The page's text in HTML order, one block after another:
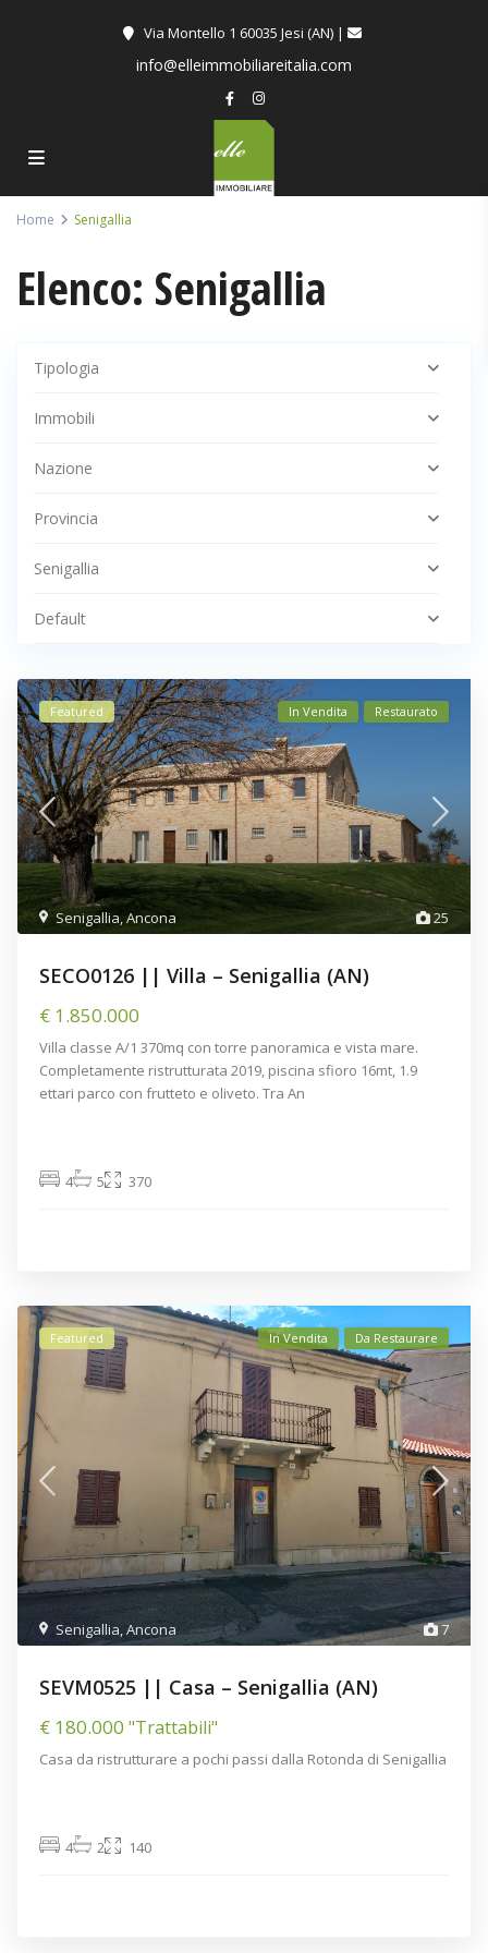
Via Montello 1 60035 Jesi (AN) |
info@elleimmobiliareitalia.com
Home Senigallia
Elenco: Senigallia
Tipologia
Immobili
Nazione
Provincia
Senigallia
Default
25
Senigallia,Ancona
Featured In Vendita Restaurato
SECO0126 || Villa – Senigallia (AN)
€ 1.850.000
Villa classe A/1 370mq con torre panoramica e vista mare.
Completamente ristrutturata 2019, piscina sfioro 16mt, 1.9
ettari parco con frutteto e oliveto. Tra An
4 5 370
7
Senigallia,Ancona
Featured In Vendita Da Restaurare
SEVM0525 || Casa – Senigallia (AN)
€ 180.000"Trattabili"
Casa da ristrutturare a pochi passi dalla Rotonda di Senigallia
4 2 140